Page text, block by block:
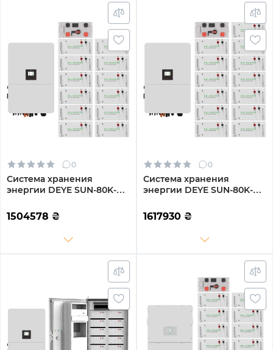
0
Система хранения
энергии DEYE SUN-80K-
192.9kWh 1BAT LiFePO4
≥10000 циклов (SV-
1504578 ₴
0
Система хранения
энергии DEYE SUN-80K-
209kWh 1BAT LiFePO4
≥10000 циклов (SV-
1617930 ₴